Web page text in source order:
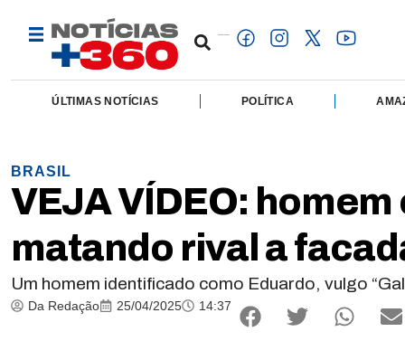
ÚLTIMAS NOTÍCIAS POLÍTICA
BRASIL
VEJA VÍDEO:
matando rival a
Um homem identificado como Eduardo, vulgo
Da Redação 25/04/2025 14:37